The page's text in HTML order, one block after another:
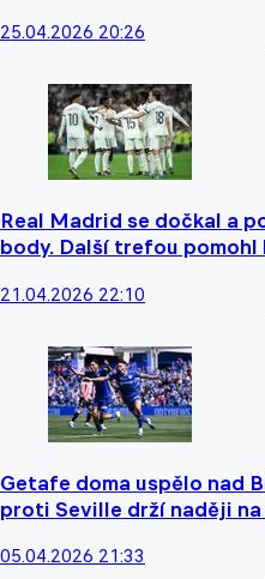
25.04.2026 20:26
Real Madrid se dočkal a
body. Další trefou pomohl
21.04.2026 22:10
Getafe doma uspělo nad
proti Seville drží naději na
05.04.2026 21:33